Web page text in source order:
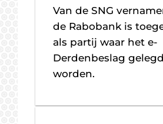
Van de SNG
de Rabobank is
als partij waar het e-
Derdenbeslag
worden.